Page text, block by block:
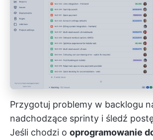
Przygotuj problemy w backlogu
nadchodzące sprinty i śledź
Jeśli chodzi o oprogramowanie